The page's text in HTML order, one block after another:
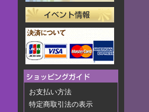
お支払い方法
特定商取引法の表示